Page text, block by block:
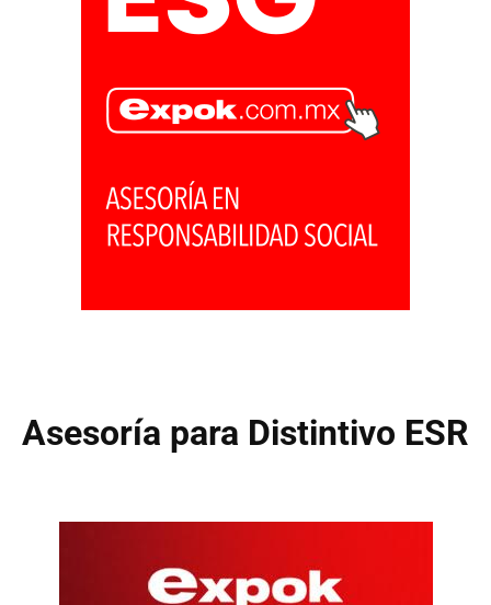
Asesoría para Distintivo ESR